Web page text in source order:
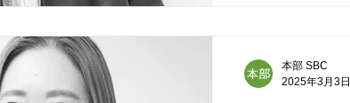
本部 SBC
2025年3月3日